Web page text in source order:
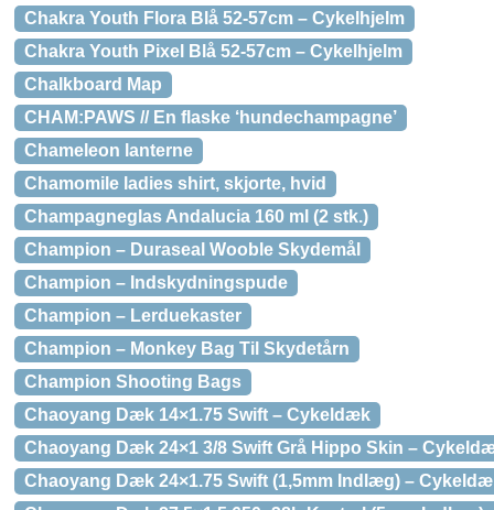
Chakra Youth Flora Blå 52-57cm – Cykelhjelm
Chakra Youth Pixel Blå 52-57cm – Cykelhjelm
Chalkboard Map
CHAM:PAWS // En flaske ‘hundechampagne’
Chameleon lanterne
Chamomile ladies shirt, skjorte, hvid
Champagneglas Andalucia 160 ml (2 stk.)
Champion – Duraseal Wooble Skydemål
Champion – Indskydningspude
Champion – Lerduekaster
Champion – Monkey Bag Til Skydetårn
Champion Shooting Bags
Chaoyang Dæk 14×1.75 Swift – Cykeldæk
Chaoyang Dæk 24×1 3/8 Swift Grå Hippo Skin –
Chaoyang Dæk 24×1.75 Swift (1,5mm Indlæg) –